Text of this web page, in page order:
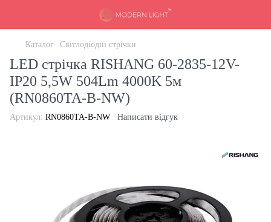
Каталог Світлодіодні стрічки
LED стрічка RISHANG 60-2835-12V-
IP20 5,5W 504Lm 4000K 5м
(RN0860TA-B-NW)
Артикул: RN0860TA-B-NW Написати відгук